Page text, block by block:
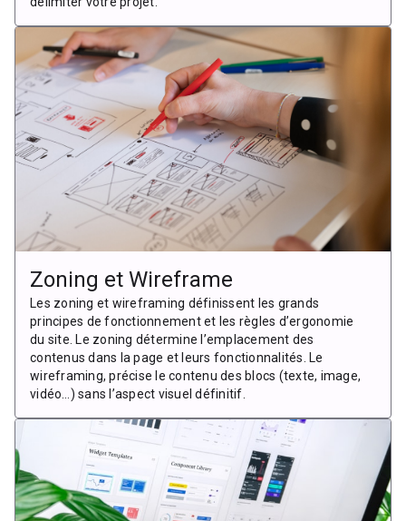
Zoning et Wireframe
Les zoning et wireframing définissent les grands
principes de fonctionnement et les règles d’ergonomie
du site. Le zoning détermine l’emplacement des
contenus dans la page et leurs fonctionnalités. Le
wireframing, précise le contenu des blocs (texte, image,
vidéo…) sans l’aspect visuel définitif.